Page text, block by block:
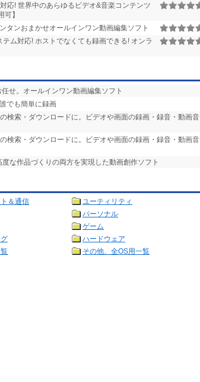
応! 世界中のあらゆるビデオ&音楽コンテンツ
】
タンおまかせオールインワン動画編集ソフト
ム対応! ホストでなくても録画できる! オンラ
せ。オールインワン動画編集ソフト
でも簡単に録画
検索・ダウンロードに。ビデオや画面の録画・録音・動画音
検索・ダウンロードに。ビデオや画面の録画・録音・動画音
な作品づくりの両方を実現した動画創作ソフト
＆通信
ユーティリティ
パーソナル
ゲーム
ハードウェア
その他、全OS用一覧